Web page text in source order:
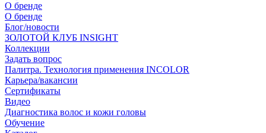
О бренде
О бренде
Блог/новости
ЗОЛОТОЙ КЛУБ INSIGHT
Коллекции
Задать вопрос
Палитра. Технология применения INCOLOR
Карьера/вакансии
Сертификаты
Видео
Диагностика волос и кожи головы
Обучение